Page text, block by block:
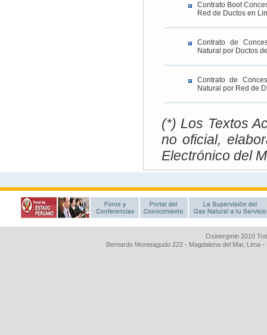
Osinergmin 2010
Bernardo Monteagudo 222 - Magdalena del Mar, Lima